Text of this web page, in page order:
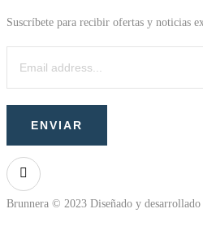
Suscríbete para recibir ofertas y noticias
Brunnera © 2023 Diseñado y